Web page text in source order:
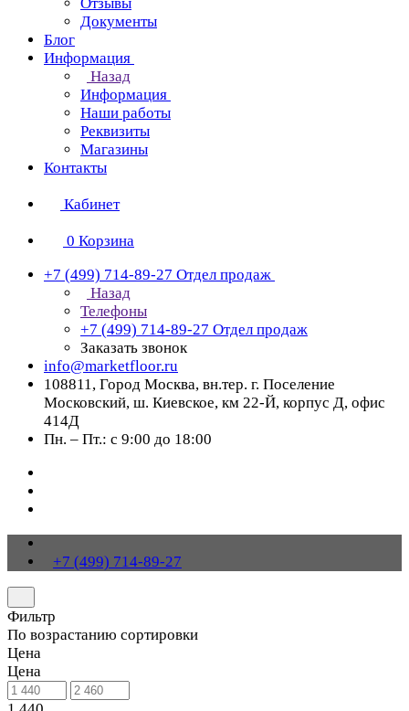
Документы
Блог
Информация
Назад
Информация
Наши работы
Реквизиты
Магазины
Контакты
Кабинет
0 Корзина
+7 (499) 714-89-27 Отдел продаж
Назад
Телефоны
+7 (499) 714-89-27 Отдел продаж
Заказать звонок
info@marketfloor.ru
108811, Город Москва, вн.тер. г. Поселение
Московский, ш. Киевское, км 22-Й, корпус Д, офис
414Д
Пн. – Пт.: с 9:00 до 18:00
+7 (499) 714-89-27
Фильтр
По возрастанию сортировки
Цена
Цена